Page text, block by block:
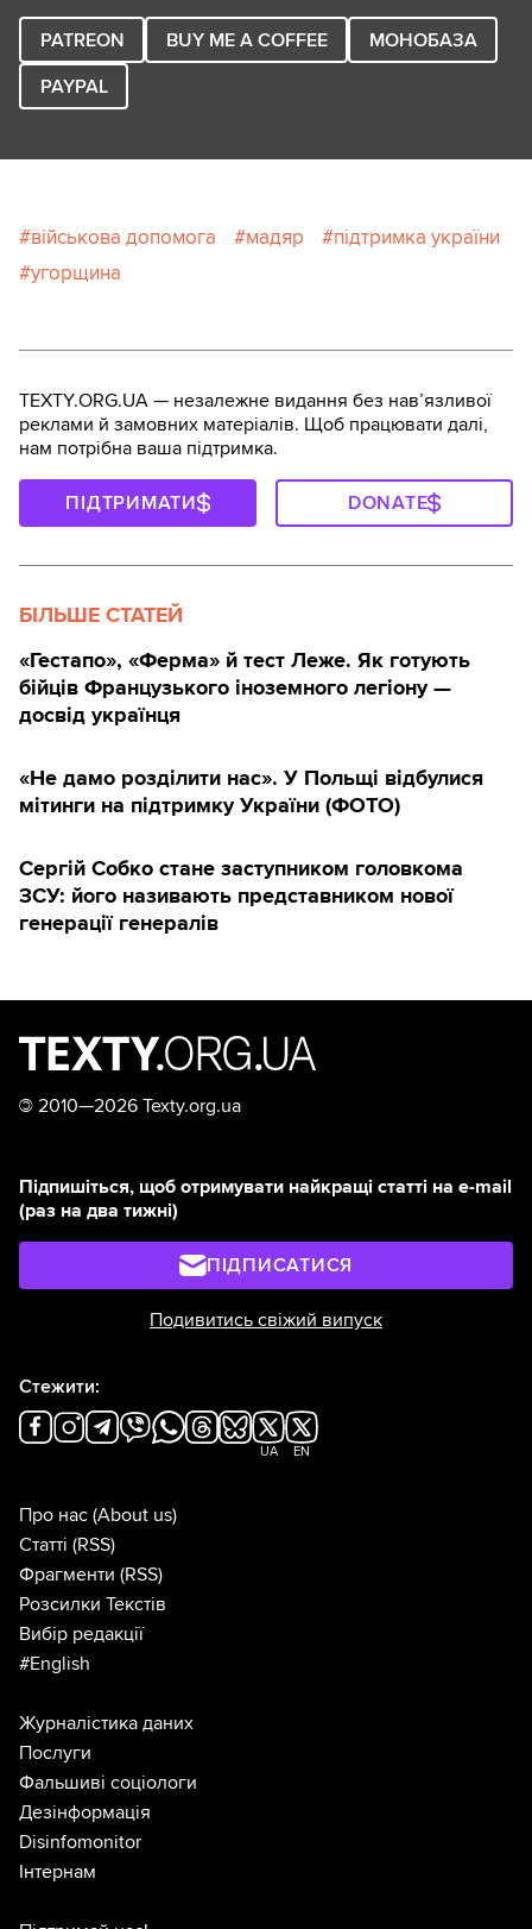
PATREON BUY ME A COFFEE
МОНОБАЗА
PAYPAL
військова допомога мадяр
підтримка україни
угорщина
TEXTY.ORG.UA — незалежне видання без навʼязливої
реклами й замовних матеріалів. Щоб працювати далі,
нам потрібна ваша підтримка.
ПІДТРИМАТИ DONATE
БІЛЬШЕ СТАТЕЙ
«Гестапо», «Ферма» й тест Леже. Як готують
бійців Французького іноземного легіону —
досвід українця
«Не дамо розділити нас». У Польщі відбулися
мітинги на підтримку України (ФОТО)
Сергій Собко стане заступником головкома
ЗСУ: його називають представником нової
генерації генералів
© 2010—2026 Texty.org.ua
Підпишіться, щоб отримувати найкращі статті на e-mail
(раз на два тижні)
ПІДПИСАТИСЯ
Подивитись свіжий випуск
Стежити:
UA EN
Про нас (About us)
Статті (RSS)
Фрагменти (RSS)
Розсилки Текстів
Вибір редакції
#English
Журналістика даних
Послуги
Фальшиві соціологи
Дезінформація
Disinfomonitor
Інтернам